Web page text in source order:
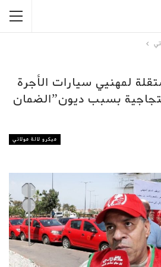
لمهنيي سيارات الأجرة
بسبب ديون”الضمان
ميكرو لالة مولاتي